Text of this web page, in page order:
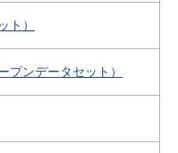
ト）
プンデータセット）